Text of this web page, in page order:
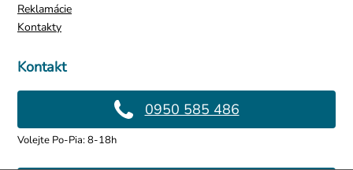
Kontakt
0950 585 486
Volejte Po-Pia: 8-18h
Reklamácie
Kontakty